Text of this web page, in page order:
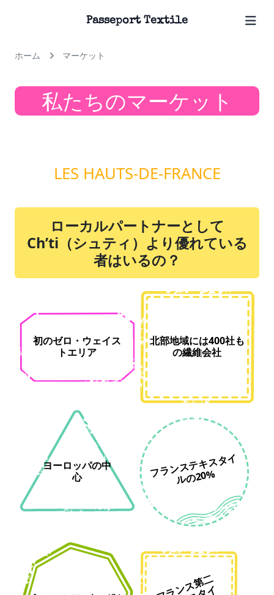
Passeport Textile
ホーム マーケット
私たちのマーケット
LES HAUTS-DE-FRANCE
ローカルパートナーとして
Ch’ti（シュティ）より優れている
者はいるの？
初のゼロ・ウェイス
トエリア
北部地域には400社も
の繊維会社
ヨーロッパの中
心
フ
ラ
ン
ス
テ
キ
ス
タ
イ
ル
の20
%
フ
ラ
ス
第
二
の
キ
ス
タ
ル
エ
リ